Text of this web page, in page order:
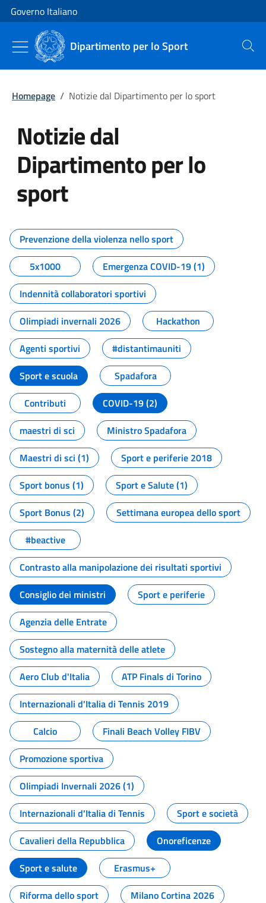
Vai al contenuto
Vai alla navigazione del sito
Governo Italiano
Dipartimento per lo Sport Cerca
Homepage / Notizie dal Dipartimento per lo sport
Notizie dal
Dipartimento per lo
sport
Tutti i contenuti della pagina
Prevenzione della violenza nello sport
5x1000
Emergenza COVID-19 (1)
Indennità collaboratori sportivi
Olimpiadi invernali 2026
Hackathon
Agenti sportivi
#distantimauniti
Sport e scuola
Spadafora
Contributi
COVID-19 (2)
maestri di sci
Ministro Spadafora
Maestri di sci (1)
Sport e periferie 2018
Sport bonus (1)
Sport e Salute (1)
Sport Bonus (2)
Settimana europea dello sport
#beactive
Contrasto alla manipolazione dei risultati sportivi
Consiglio dei ministri
Sport e periferie
Agenzia delle Entrate
Sostegno alla maternità delle atlete
Aero Club d'Italia
ATP Finals di Torino
Internazionali d'Italia di Tennis 2019
Calcio
Finali Beach Volley FIBV
Promozione sportiva
Olimpiadi Invernali 2026 (1)
Internazionali d'Italia di Tennis
Sport e società
Cavalieri della Repubblica
Onoreficenze
Sport e salute
Erasmus+
Riforma dello sport
Milano Cortina 2026